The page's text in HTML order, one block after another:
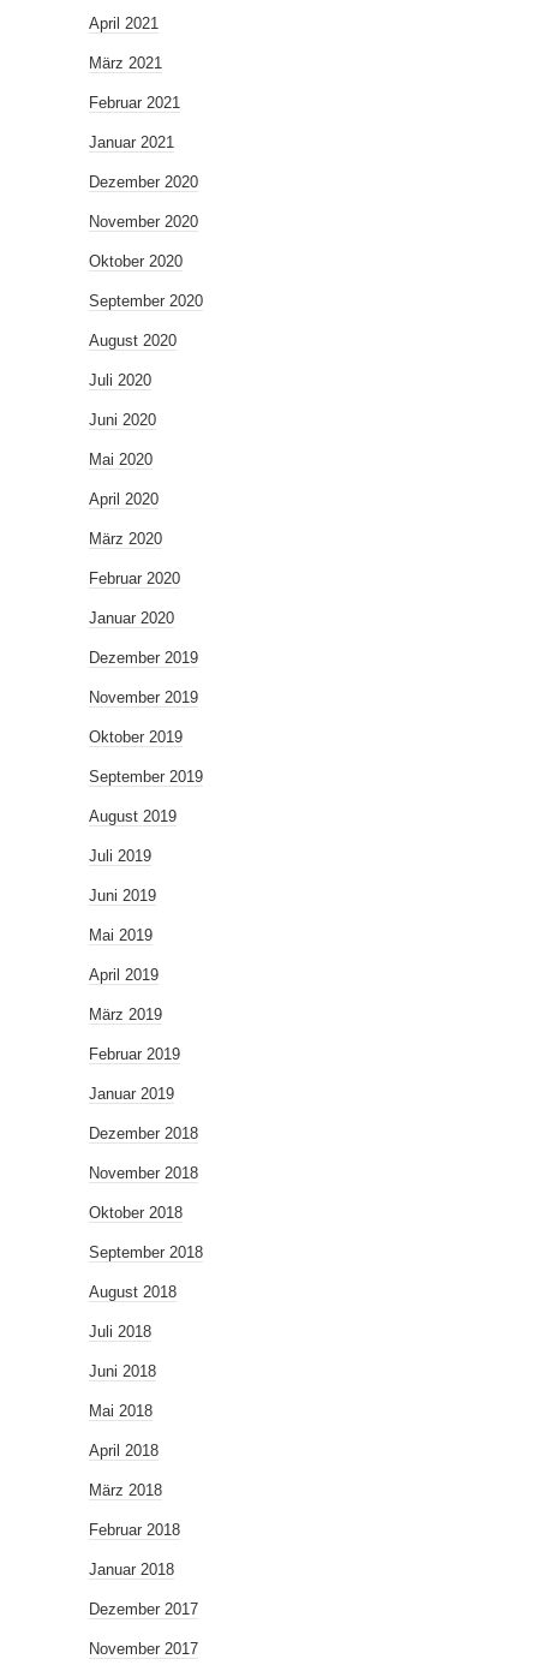
April 2021
März 2021
Februar 2021
Januar 2021
Dezember 2020
November 2020
Oktober 2020
September 2020
August 2020
Juli 2020
Juni 2020
Mai 2020
April 2020
März 2020
Februar 2020
Januar 2020
Dezember 2019
November 2019
Oktober 2019
September 2019
August 2019
Juli 2019
Juni 2019
Mai 2019
April 2019
März 2019
Februar 2019
Januar 2019
Dezember 2018
November 2018
Oktober 2018
September 2018
August 2018
Juli 2018
Juni 2018
Mai 2018
April 2018
März 2018
Februar 2018
Januar 2018
Dezember 2017
November 2017